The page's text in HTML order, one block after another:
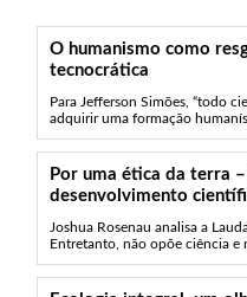
O humanismo como
tecnocrática
Para Jefferson Simões, “todo
adquirir uma formação
Por uma ética da terra
desenvolvimento
Joshua Rosenau analisa a
Entretanto, não opõe ciência e